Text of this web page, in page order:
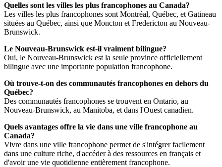
Quelles sont les villes les plus francophones au Canada?
Les villes les plus francophones sont Montréal, Québec, et Gatineau
situées au Québec, ainsi que Moncton et Fredericton au Nouveau-
Brunswick.
Le Nouveau-Brunswick est-il vraiment bilingue?
Oui, le Nouveau-Brunswick est la seule province officiellement
bilingue avec une importante population francophone.
Où trouve-t-on des communautés francophones en dehors du
Québec?
Des communautés francophones se trouvent en Ontario, au
Nouveau-Brunswick, au Manitoba, et dans l'Ouest canadien.
Quels avantages offre la vie dans une ville francophone au
Canada?
Vivre dans une ville francophone permet de s'intégrer facilement
dans une culture riche, d'accéder à des ressources en français et
d'avoir une vie quotidienne entièrement francophone.